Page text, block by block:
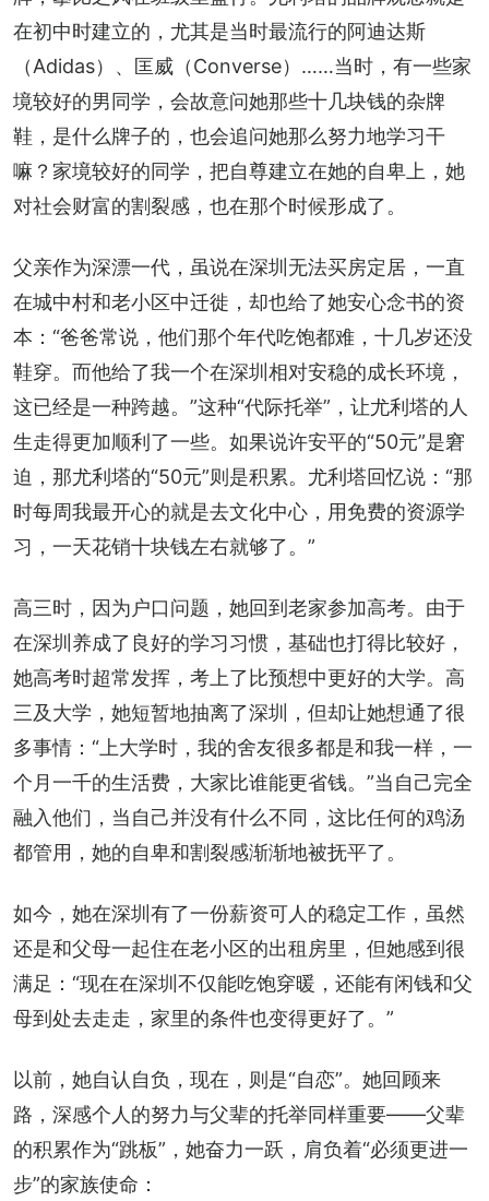
在初中时建立的，尤其是当时最流行的阿迪达斯
（Adidas）、匡威（Converse）……当时，有一些家
境较好的男同学，会故意问她那些十几块钱的杂牌
鞋，是什么牌子的，也会追问她那么努力地学习干
嘛？家境较好的同学，把自尊建立在她的自卑上，她
对社会财富的割裂感，也在那个时候形成了。
父亲作为深漂一代，虽说在深圳无法买房定居，一直
在城中村和老小区中迁徙，却也给了她安心念书的资
本：“爸爸常说，他们那个年代吃饱都难，十几岁还没
鞋穿。而他给了我一个在深圳相对安稳的成长环境，
这已经是一种跨越。”这种“代际托举”，让尤利塔的人
生走得更加顺利了一些。如果说许安平的“50元”是窘
迫，那尤利塔的“50元”则是积累。尤利塔回忆说：“那
时每周我最开心的就是去文化中心，用免费的资源学
习，一天花销十块钱左右就够了。”
高三时，因为户口问题，她回到老家参加高考。由于
在深圳养成了良好的学习习惯，基础也打得比较好，
她高考时超常发挥，考上了比预想中更好的大学。高
三及大学，她短暂地抽离了深圳，但却让她想通了很
多事情：“上大学时，我的舍友很多都是和我一样，一
个月一千的生活费，大家比谁能更省钱。”当自己完全
融入他们，当自己并没有什么不同，这比任何的鸡汤
都管用，她的自卑和割裂感渐渐地被抚平了。
如今，她在深圳有了一份薪资可人的稳定工作，虽然
还是和父母一起住在老小区的出租房里，但她感到很
满足：“现在在深圳不仅能吃饱穿暖，还能有闲钱和父
母到处去走走，家里的条件也变得更好了。”
以前，她自认自负，现在，则是“自恋”。她回顾来
路，深感个人的努力与父辈的托举同样重要——父辈
的积累作为“跳板”，她奋力一跃，肩负着“必须更进一
步”的家族使命：